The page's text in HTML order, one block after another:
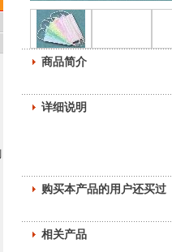
商品简介
详细说明
购买本产品的用户还买过
相关产品